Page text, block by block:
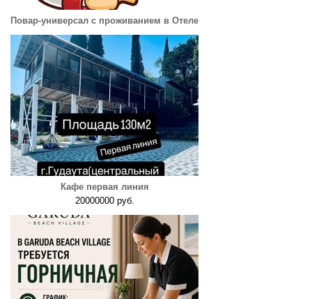
Повар-универсал с проживанием в Отеле
Кафе первая линия
20000000 руб.